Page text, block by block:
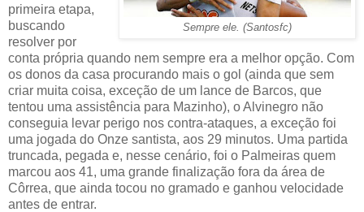
Sempre ele. (Santosfc)
primeira etapa,
buscando
resolver por
conta própria quando nem sempre era a melhor opção. Com
os donos da casa procurando mais o gol (ainda que sem
criar muita coisa, exceção de um lance de Barcos, que
tentou uma assistência para Mazinho), o Alvinegro não
conseguia levar perigo nos contra-ataques, a exceção foi
uma jogada do Onze santista, aos 29 minutos. Uma partida
truncada, pegada e, nesse cenário, foi o Palmeiras quem
marcou aos 41, uma grande finalização fora da área de
Côrrea, que ainda tocou no gramado e ganhou velocidade
antes de entrar.